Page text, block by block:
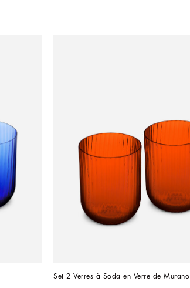
Set 2 Verres à Soda en Verre de Murano